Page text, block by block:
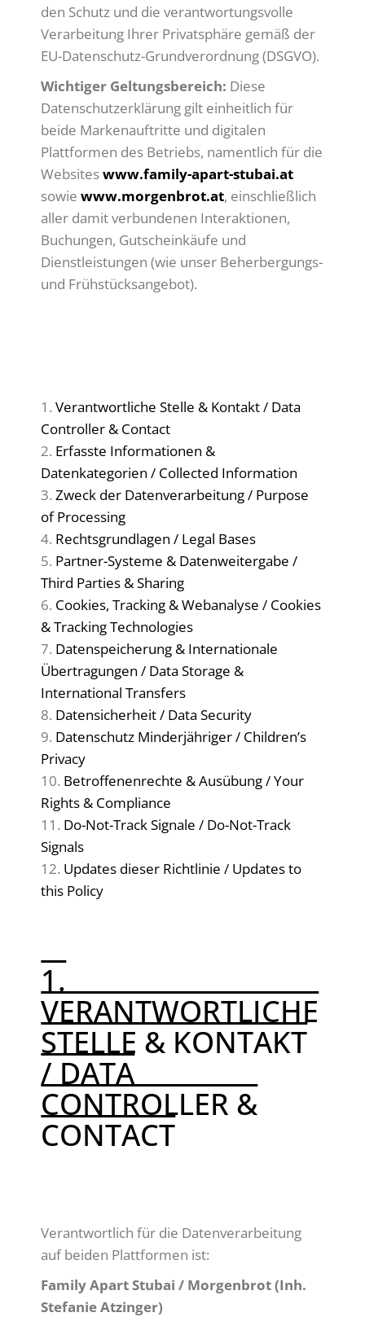
den Schutz und die verantwortungsvolle
Verarbeitung Ihrer Privatsphäre gemäß der
EU-Datenschutz-Grundverordnung (DSGVO).
Wichtiger Geltungsbereich: Diese
Datenschutzerklärung gilt einheitlich für
beide Markenauftritte und digitalen
Plattformen des Betriebs, namentlich für die
Websiteswww.family-apart-stubai.at
sowiewww.morgenbrot.at, einschließlich
aller damit verbundenen Interaktionen,
Buchungen, Gutscheinkäufe und
Dienstleistungen (wie unser Beherbergungs-
und Frühstücksangebot).
Verantwortliche Stelle & Kontakt / Data
Controller & Contact
Erfasste Informationen &
Datenkategorien / Collected Information
Zweck der Datenverarbeitung / Purpose
of Processing
Rechtsgrundlagen / Legal Bases
Partner-Systeme & Datenweitergabe /
Third Parties & Sharing
Cookies, Tracking & Webanalyse / Cookies
& Tracking Technologies
Datenspeicherung & Internationale
Übertragungen / Data Storage &
International Transfers
Datensicherheit / Data Security
Datenschutz Minderjähriger / Children’s
Privacy
Betroffenenrechte & Ausübung / Your
Rights & Compliance
Do-Not-Track Signale / Do-Not-Track
Signals
Updates dieser Richtlinie / Updates to
this Policy
1.
VERANTWORTLICHE
STELLE & KONTAKT
/ DATA
CONTROLLER &
CONTACT
Verantwortlich für die Datenverarbeitung
auf beiden Plattformen ist:
Family Apart Stubai / Morgenbrot (Inh.
Stefanie Atzinger)